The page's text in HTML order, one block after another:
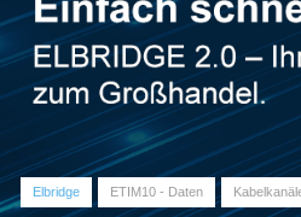
Elbridge ETIM10 - Daten